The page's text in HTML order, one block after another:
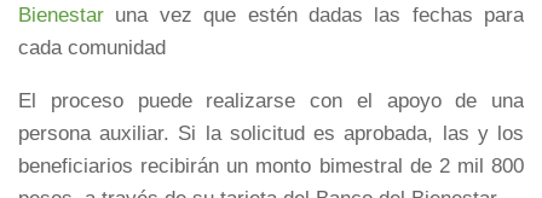
Bienestar una vez que estén dadas las fechas para
cada comunidad
El proceso puede realizarse con el apoyo de una
persona auxiliar. Si la solicitud es aprobada, las y los
beneficiarios recibirán un monto bimestral de 2 mil 800